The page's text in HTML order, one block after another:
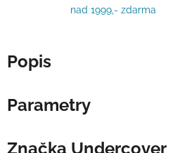
nad 1999,- zdarma
Popis
Parametry
Značka Undercover